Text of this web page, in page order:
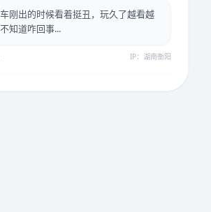
刚出的时候看着挺丑，玩久了越看越
知道咋回事...
IP：湖南衡阳